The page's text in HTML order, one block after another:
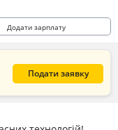
Додати зарплату
Подати заявку